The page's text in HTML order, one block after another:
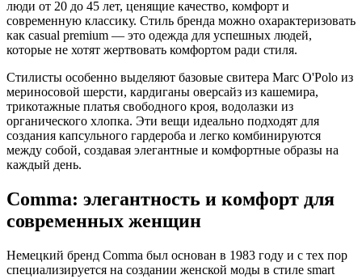
люди от 20 до 45 лет, ценящие качество, комфорт и
современную классику. Стиль бренда можно охарактеризовать
как casual premium — это одежда для успешных людей,
которые не хотят жертвовать комфортом ради стиля.
Стилисты особенно выделяют базовые свитера Marc O'Polo из
мериносовой шерсти, кардиганы оверсайз из кашемира,
трикотажные платья свободного кроя, водолазки из
органического хлопка. Эти вещи идеально подходят для
создания капсульного гардероба и легко комбинируются
между собой, создавая элегантные и комфортные образы на
каждый день.
Comma: элегантность и комфорт для
современных женщин
Немецкий бренд Comma был основан в 1983 году и с тех пор
специализируется на создании женской моды в стиле smart